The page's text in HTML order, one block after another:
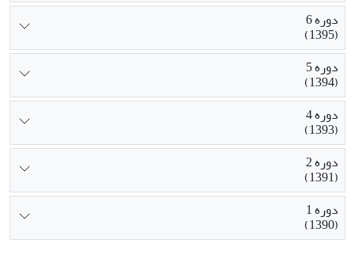
دوره 6
(1395)
دوره 5
(1394)
دوره 4
(1393)
دوره 2
(1391)
دوره 1
(1390)